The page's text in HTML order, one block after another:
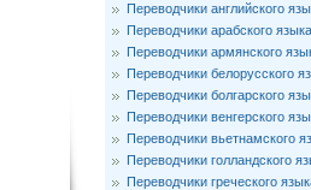
Переводчики английского
Переводчики арабского языка
Переводчики армянского
Переводчики белорусского
Переводчики болгарского
Переводчики венгерского
Переводчики вьетнамского
Переводчики голландского
Переводчики греческого